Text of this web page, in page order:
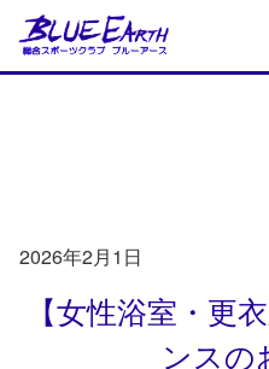
2026年2月1日
【女性浴室・更
ンスの